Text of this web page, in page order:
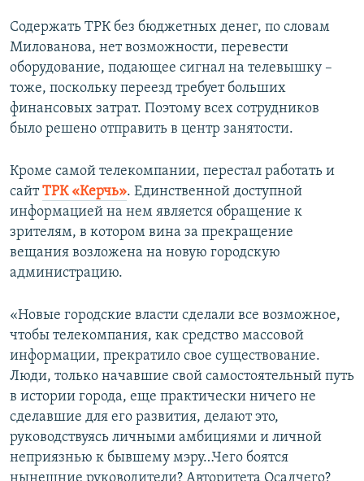
Содержать ТРК без бюджетных денег, по словам
Милованова, нет возможности, перевести
оборудование, подающее сигнал на телевышку –
тоже, поскольку переезд требует больших
финансовых затрат. Поэтому всех сотрудников
было решено отправить в центр занятости.
Кроме самой телекомпании, перестал работать и
сайтТРК «Керчь». Единственной доступной
информацией на нем является обращение к
зрителям, в котором вина за прекращение
вещания возложена на новую городскую
администрацию.
«Новые городские власти сделали все возможное,
чтобы телекомпания, как средство массовой
информации, прекратило свое существование.
Люди, только начавшие свой самостоятельный путь
в истории города, еще практически ничего не
сделавшие для его развития, делают это,
руководствуясь личными амбициями и личной
неприязнью к бывшему мэру…Чего боятся